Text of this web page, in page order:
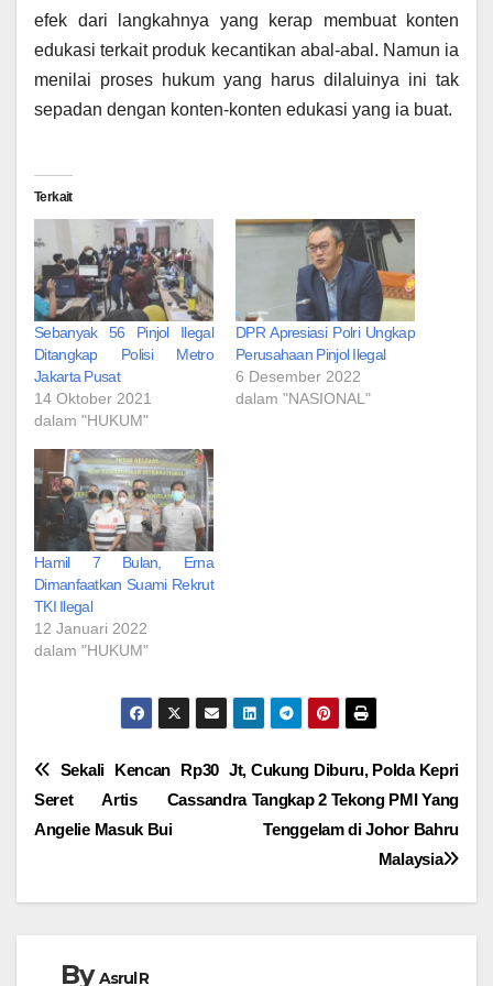
efek dari langkahnya yang kerap membuat konten
edukasi terkait produk kecantikan abal-abal. Namun ia
menilai proses hukum yang harus dilaluinya ini tak
sepadan dengan konten-konten edukasi yang ia buat.
Terkait
Sebanyak 56 Pinjol Ilegal
Ditangkap Polisi Metro
Jakarta Pusat
14 Oktober 2021
dalam "HUKUM"
DPR Apresiasi Polri Ungkap
Perusahaan Pinjol Ilegal
6 Desember 2022
dalam "NASIONAL"
Hamil 7 Bulan, Erna
Dimanfaatkan Suami Rekrut
TKI Ilegal
12 Januari 2022
dalam "HUKUM"
Navigasi
pos
Cukung Diburu, Polda Kepri
Tangkap 2 Tekong PMI Yang
Tenggelam di Johor Bahru
Malaysia
Sekali Kencan Rp30 Jt,
Seret Artis Cassandra
Angelie Masuk Bui
ByAsrul R